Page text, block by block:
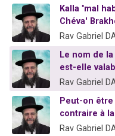
2
Il
Kalla "mal
Chéva'
Rav Gabriel
Le nom de
est-elle
Rav Gabriel
Peut-on être
contraire à
Rav Gabriel